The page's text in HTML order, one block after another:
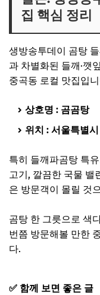
집 핵심 정리
생방송투데이 곰탕
과 차별화된 들깨·깻
중곡동 로컬 맛집입
상호명 : 곰곰탕
위치 : 서울특별
특히 들깨파곰탕 특
고기, 깔끔한 국물 밸
은 방문객이 몰릴 것
곰탕 한 그릇으로 색
번쯤 방문해볼 만한
다.
✅ 함께 보면 좋은 글